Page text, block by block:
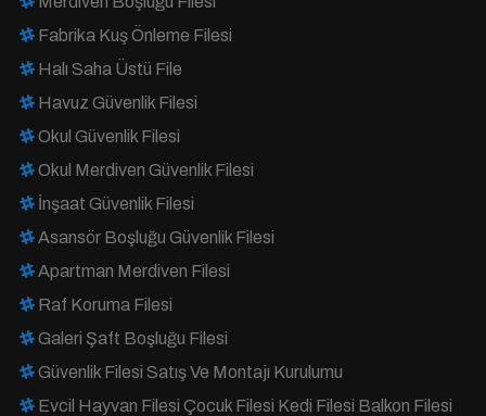
Fabrika Kuş Önleme Filesi
Halı Saha Üstü File
Havuz Güvenlik Filesi
Okul Güvenlik Filesi
Okul Merdiven Güvenlik Filesi
İnşaat Güvenlik Filesi
Asansör Boşluğu Güvenlik Filesi
Apartman Merdiven Filesi
Raf Koruma Filesi
Galeri Şaft Boşluğu Filesi
Güvenlik Filesi Satış Ve Montajı Kurulumu
Evcil Hayvan Filesi Çocuk Filesi Kedi Filesi Balkon Filesi